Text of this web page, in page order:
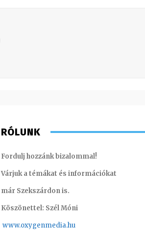
RÓLUNK
Fordulj hozzánk bizalommal!
Várjuk a témákat és információkat
már Szekszárdon is.
Köszönettel: Szél Móni
www.oxygenmedia.hu